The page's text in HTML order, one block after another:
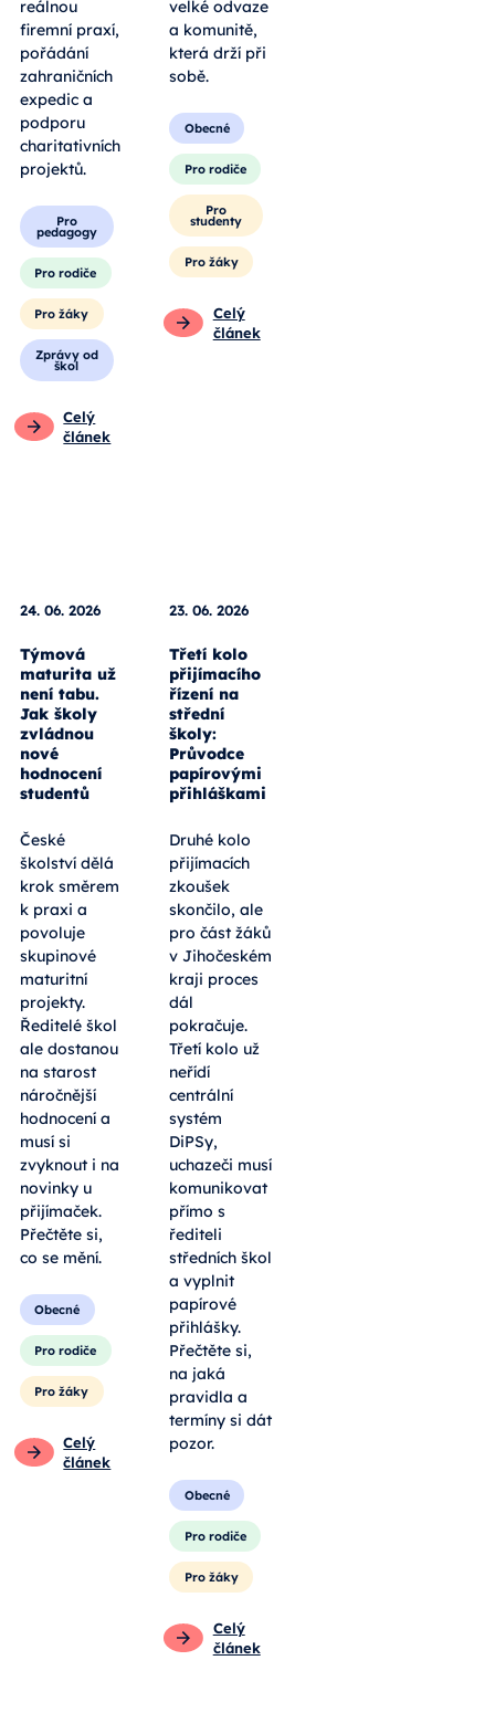
reálnou
firemní praxí,
pořádání
zahraničních
expedic a
podporu
charitativních
projektů.
Pro
pedagogy
Pro rodiče
Pro žáky
Zprávy od
škol
Celý
článek
velké odvaze
a komunitě,
která drží při
sobě.
Obecné
Pro rodiče
Pro
studenty
Pro žáky
Celý
článek
24. 06. 2026
Týmová
maturita už
není tabu.
Jak školy
zvládnou
nové
hodnocení
studentů
České
školství dělá
krok směrem
k praxi a
povoluje
skupinové
maturitní
projekty.
Ředitelé škol
ale dostanou
na starost
náročnější
hodnocení a
musí si
zvyknout i na
novinky u
přijímaček.
Přečtěte si,
co se mění.
Obecné
Pro rodiče
Pro žáky
Celý
článek
23. 06. 2026
Třetí kolo
přijímacího
řízení na
střední
školy:
Průvodce
papírovými
přihláškami
Druhé kolo
přijímacích
zkoušek
skončilo, ale
pro část žáků
v Jihočeském
kraji proces
dál
pokračuje.
Třetí kolo už
neřídí
centrální
systém
DiPSy,
uchazeči musí
komunikovat
přímo s
řediteli
středních škol
a vyplnit
papírové
přihlášky.
Přečtěte si,
na jaká
pravidla a
termíny si dát
pozor.
Obecné
Pro rodiče
Pro žáky
Celý
článek